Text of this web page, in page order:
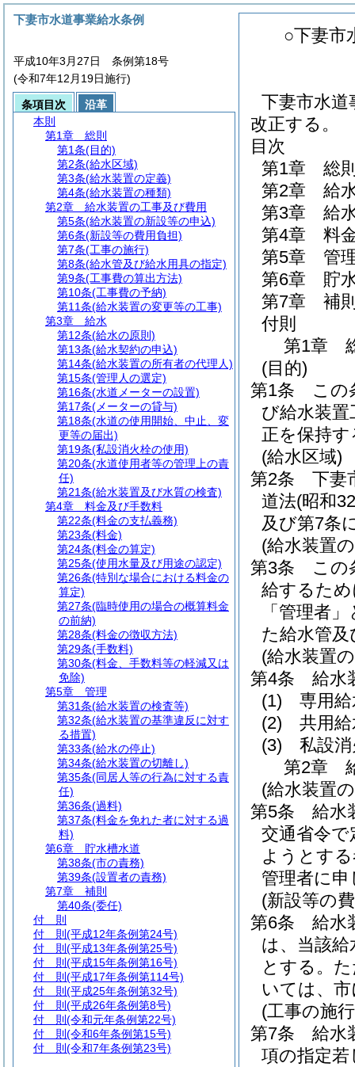
○下妻市
下妻市水道
改正する。
目次
第1章
総
第2章
給
第3章
給
第4章
料
第5章
管
第6章
貯
第7章
補
付則
第1章
(目的)
第1条
この
び給水装
正を保持
(給水区域)
第2条
下妻
道法(昭和
及び第7条
(給水装置
第3条
この
給するた
「管理者
た給水管
(給水装置
第4条
給水
(1)
専用
(2)
共用
(3)
私設
第2章
(給水装置
第5条
給水
交通省令
ようとす
管理者に
(新設等の
第6条
給水
は、当該
とする。
いては、
(工事の施
第7条
給水
項の指定
下妻市水道事業給水条例
平成10年3月27日 条例第18号
(令和7年12月19日施行)
条項目次
沿革
本則
第1章
総則
第1条(目的)
第2条(給水区域)
第3条(給水装置の定義)
第4条(給水装置の種類)
第2章
給水装置の工事及び費用
第5条(給水装置の新設等の申込)
第6条(新設等の費用負担)
第7条(工事の施行)
第8条(給水管及び給水用具の指定)
第9条(工事費の算出方法)
第10条(工事費の予納)
第11条(給水装置の変更等の工事)
第3章
給水
第12条(給水の原則)
第13条(給水契約の申込)
第14条(給水装置の所有者の代理人)
第15条(管理人の選定)
第16条(水道メーターの設置)
第17条(メーターの貸与)
第18条(水道の使用開始、中止、変
更等の届出)
第19条(私設消火栓の使用)
第20条(水道使用者等の管理上の責
任)
第21条(給水装置及び水質の検査)
第4章
料金及び手数料
第22条(料金の支払義務)
第23条(料金)
第24条(料金の算定)
第25条(使用水量及び用途の認定)
第26条(特別な場合における料金の
算定)
第27条(臨時使用の場合の概算料金
の前納)
第28条(料金の徴収方法)
第29条(手数料)
第30条(料金、手数料等の軽減又は
免除)
第5章
管理
第31条(給水装置の検査等)
第32条(給水装置の基準違反に対す
る措置)
第33条(給水の停止)
第34条(給水装置の切離し)
第35条(同居人等の行為に対する責
任)
第36条(過料)
第37条(料金を免れた者に対する過
料)
第6章
貯水槽水道
第38条(市の責務)
第39条(設置者の責務)
第7章
補則
第40条(委任)
付 則
付 則 (平成12年条例第24号)
付 則 (平成13年条例第25号)
付 則 (平成15年条例第16号)
付 則 (平成17年条例第114号)
付 則 (平成25年条例第32号)
付 則 (平成26年条例第8号)
付 則 (令和元年条例第22号)
付 則 (令和6年条例第15号)
付 則 (令和7年条例第23号)